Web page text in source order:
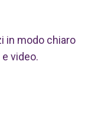
in modo chiaro
video.